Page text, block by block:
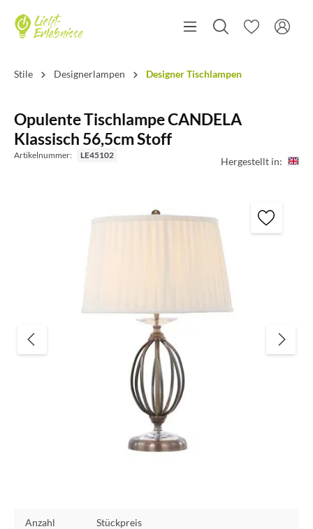
Stile Designerlampen Designer Tischlampen
Opulente Tischlampe CANDELA
Klassisch 56,5cm Stoff
Artikelnummer: LE45102 Hergestellt in:
Anzahl Stückpreis